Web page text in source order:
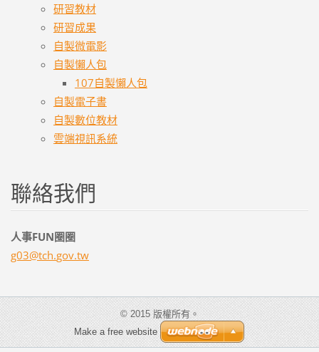
研習教材
研習成果
自製微電影
自製懶人包
107自製懶人包
自製電子書
自製數位教材
雲端視訊系統
聯絡我們
人事FUN圈圈
g03@tch.gov.tw
© 2015 版權所有。
Make a free website